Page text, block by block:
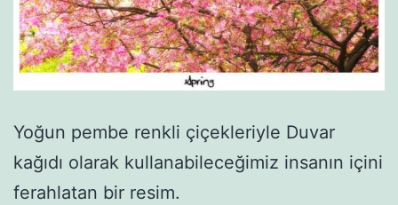
Yoğun pembe renkli çiçekleriyle Duvar
kağıdı olarak kullanabileceğimiz insanın içini
ferahlatan bir resim.